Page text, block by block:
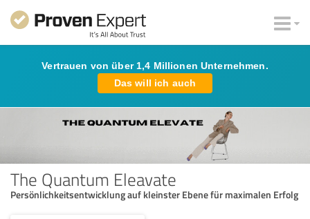
Vertrauen von über 1,4 Millionen Unternehmen.
Das will ich auch
The Quantum Eleavate
Persönlichkeitsentwicklung auf kleinster Ebene für maximalen Erfolg